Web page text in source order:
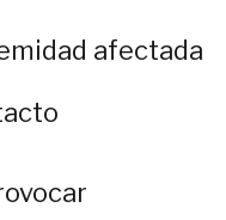
afectada